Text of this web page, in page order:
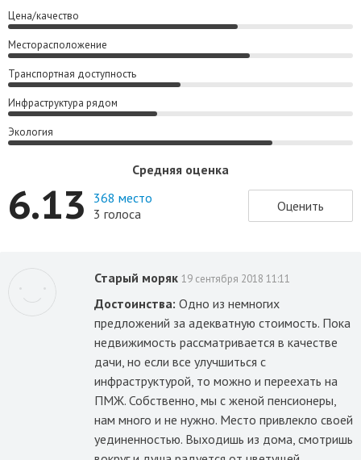
Цена/качество
Месторасположение
Транспортная доступность
Инфраструктура рядом
Экология
Средняя оценка
6.13
368 место
3 голоса
Оценить
Старый моряк 19 сентября 2018 11:11
Достоинства: Одно из немногих
предложений за адекватную стоимость. Пока
недвижимость рассматривается в качестве
дачи, но если все улучшиться с
инфраструктурой, то можно и переехать на
ПМЖ. Собственно, мы с женой пенсионеры,
нам много и не нужно. Место привлекло своей
уединенностью. Выходишь из дома, смотришь